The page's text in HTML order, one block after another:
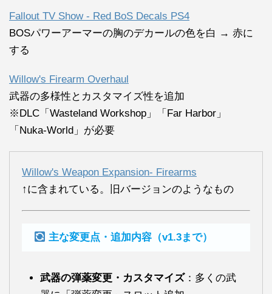
Fallout TV Show - Red BoS Decals PS4
BOSパワーアーマーの胸のデカールの色を白 → 赤に
する
Willow's Firearm Overhaul
武器の多様性とカスタマイズ性を追加
※DLC「Wasteland Workshop」「Far Harbor」
「Nuka-World」が必要
Willow's Weapon Expansion- Firearms
↑に含まれている。旧バージョンのようなもの
主な変更点・追加内容（v1.3まで）
武器の弾薬変更・カスタマイズ：多くの武